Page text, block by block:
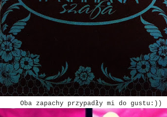
Oba zapachy przypadły mi do gustu:))